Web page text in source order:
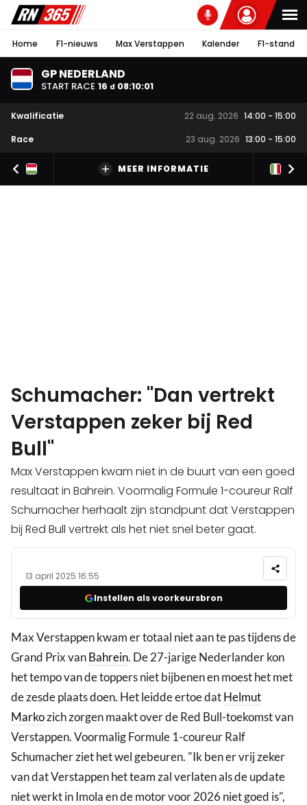
Home F1-nieuws Max Verstappen Kalender F1-stand
GP NEDERLAND
START RACE 16 d 08:10:00
Kwalificatie 22 aug. 2026 14:00 - 15:00
Race
23 aug. 2026 13:00 - 15:00
MEER INFORMATIE
Schumacher: "Dan vertrekt
Verstappen zeker bij Red
Bull"
Max Verstappen kwam niet in de buurt van een goed
resultaat in Bahrein. Voormalig Formule 1-coureur Ralf
Schumacher herhaalt zijn standpunt dat Verstappen
bij Red Bull vertrekt als het niet snel beter gaat.
13 april 2025 16:55
Instellen als voorkeursbron
Max Verstappen kwam er totaal niet aan te pas tijdens de
Grand Prix vanBahrein. De 27-jarige Nederlander kon
het tempo van de toppers niet bijbenen en moest het met
de zesde plaats doen. Het leidde ertoe datHelmut
Markozich zorgen maakt over de Red Bull-toekomst van
Verstappen. Voormalig Formule 1-coureur Ralf
Schumacher ziet het wel gebeuren. "Ik ben er vrij zeker
van dat Verstappen het team zal verlaten als de update
niet werkt in Imola en de motor voor 2026 niet goed is",